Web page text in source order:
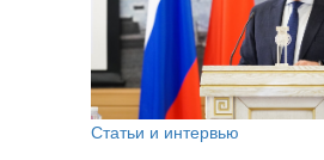
Статьи и интервью